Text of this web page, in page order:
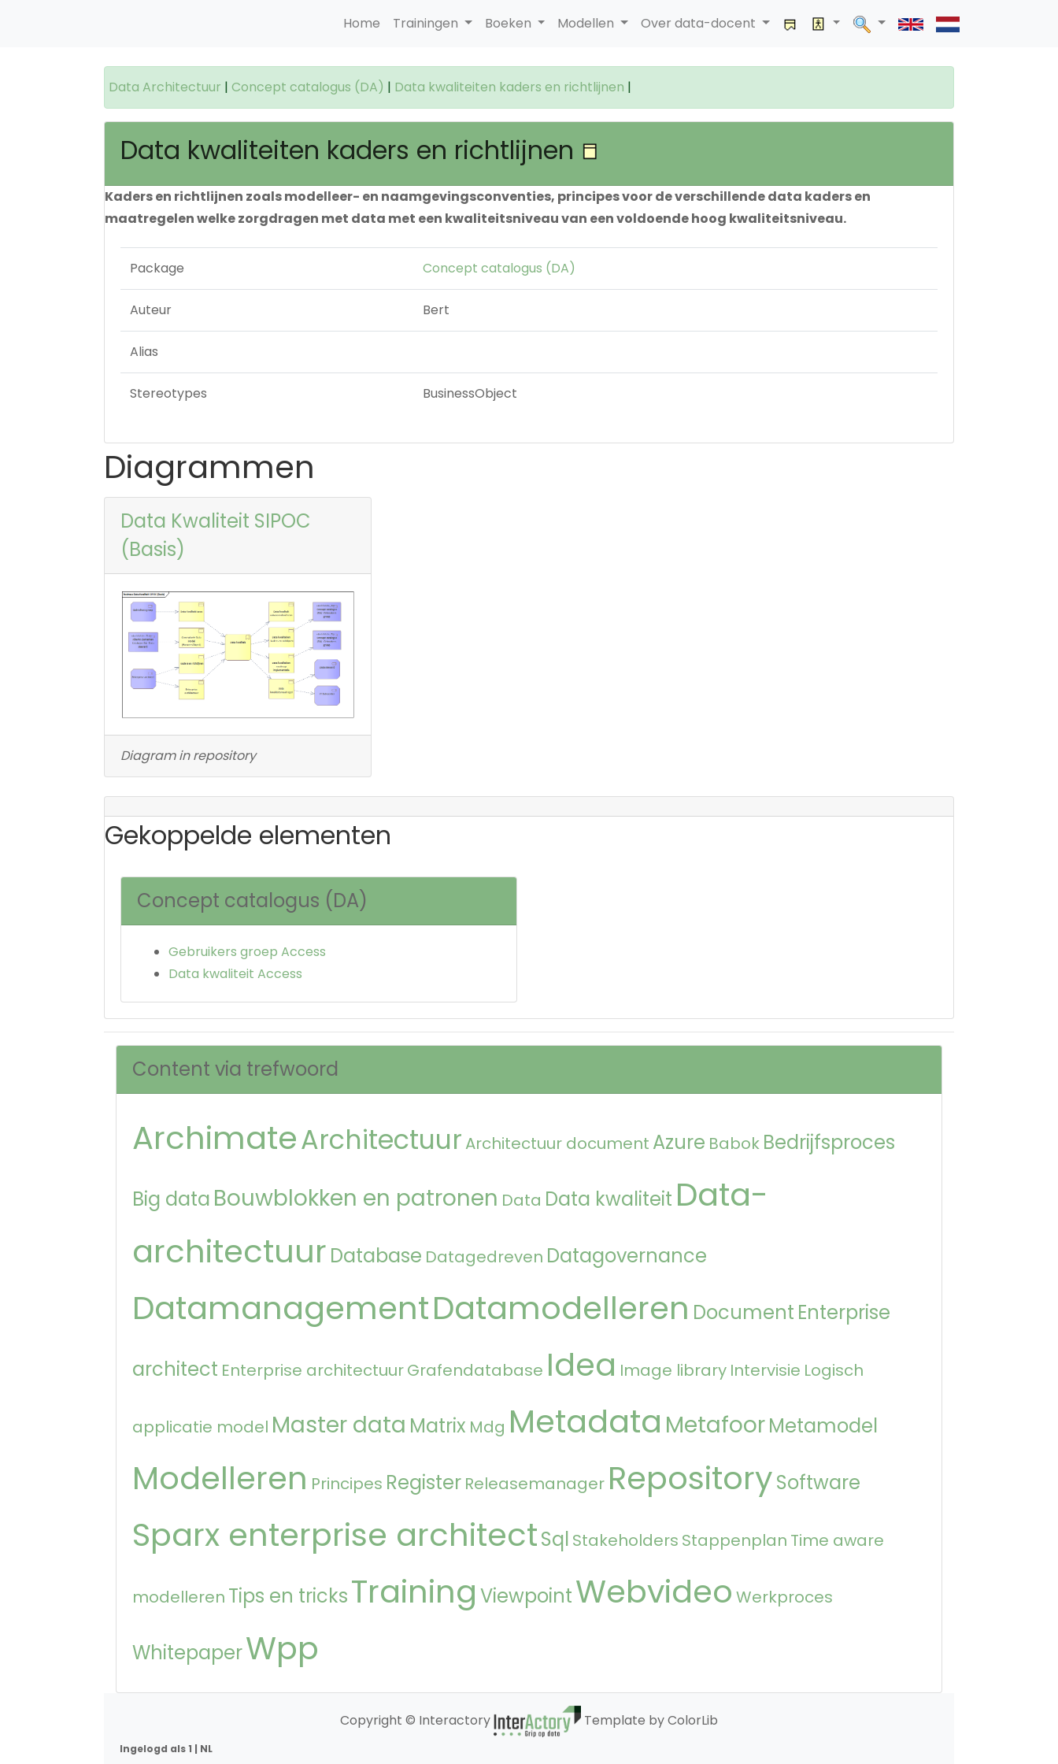
Home Trainingen Boeken Modellen Over data-docent
Data Architectuur | Concept catalogus (DA) | Data kwaliteiten kaders en richtlijnen |
Data kwaliteiten kaders en richtlijnen
Kaders en richtlijnen zoals modelleer- en naamgevingsconventies, principes voor de verschillende data kaders en
maatregelen welke zorgdragen met data met een kwaliteitsniveau van een voldoende hoog kwaliteitsniveau.
Package Concept catalogus (DA)
Auteur Bert
Alias
Stereotypes BusinessObject
Diagrammen
Data Kwaliteit SIPOC
(Basis)
Diagram in repository
Gekoppelde elementen
Concept catalogus (DA)
Gebruikers groep Access
Data kwaliteit Access
Content via trefwoord
ArchimateArchitectuur Architectuur document Azure Babok Bedrijfsproces
Big data Bouwblokken en patronen Data Data kwaliteit Data-
architectuur Database Datagedreven Datagovernance
DatamanagementDatamodelleren Document Enterprise
architect Enterprise architectuurGrafendatabase Idea Image library Intervisie Logisch
applicatie model Master data Matrix Mdg Metadata MetafoorMetamodel
Modelleren Principes Register Releasemanager RepositorySoftware
Sparx enterprise architectSql Stakeholders Stappenplan Time aware
modelleren Tips en tricksTraining ViewpointWebvideo Werkproces
WhitepaperWpp
Copyright © Interactory Template by ColorLib
Ingelogd als 1 | NL